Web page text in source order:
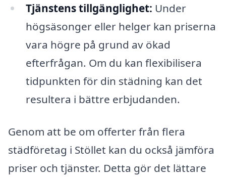
Tjänstens tillgänglighet: Under
högsäsonger eller helger kan priserna
vara högre på grund av ökad
efterfrågan. Om du kan flexibilisera
tidpunkten för din städning kan det
resultera i bättre erbjudanden.
Genom att be om offerter från flera
städföretag i Stöllet kan du också jämföra
priser och tjänster. Detta gör det lättare